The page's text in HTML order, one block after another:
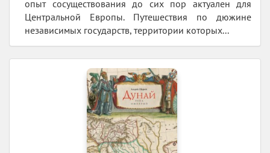
опыт сосуществования до сих пор актуален для
Центральной Европы. Путешествия по дюжине
независимых государств, территории которых...